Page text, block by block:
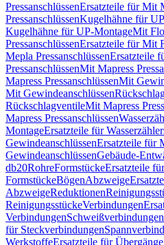
PressanschlüssenErsatzteile für Mit
PressanschlüssenKugelhähne für
Kugelhähne für UP-MontageMit
PressanschlüssenErsatzteile für Mit
Mepla PressanschlüssenErsatzteile
PressanschlüssenMit Mapress
Mapress PressanschlüssenMit
Mit Gewindeanschlüssen
RückschlagventileMit Mapress
Mapress Pressanschlüssen
MontageErsatzteile für
GewindeanschlüssenErsatzteile für
GewindeanschlüssenGebäude-
db20RohreFormstückeErsatzteile für
FormstückeBögenAbzweige
AbzweigeReduktionen
ReinigungsstückeVerbindungen
VerbindungenSchweißverbindungen
für Steckverbindungen
WerkstoffeErsatzteile für